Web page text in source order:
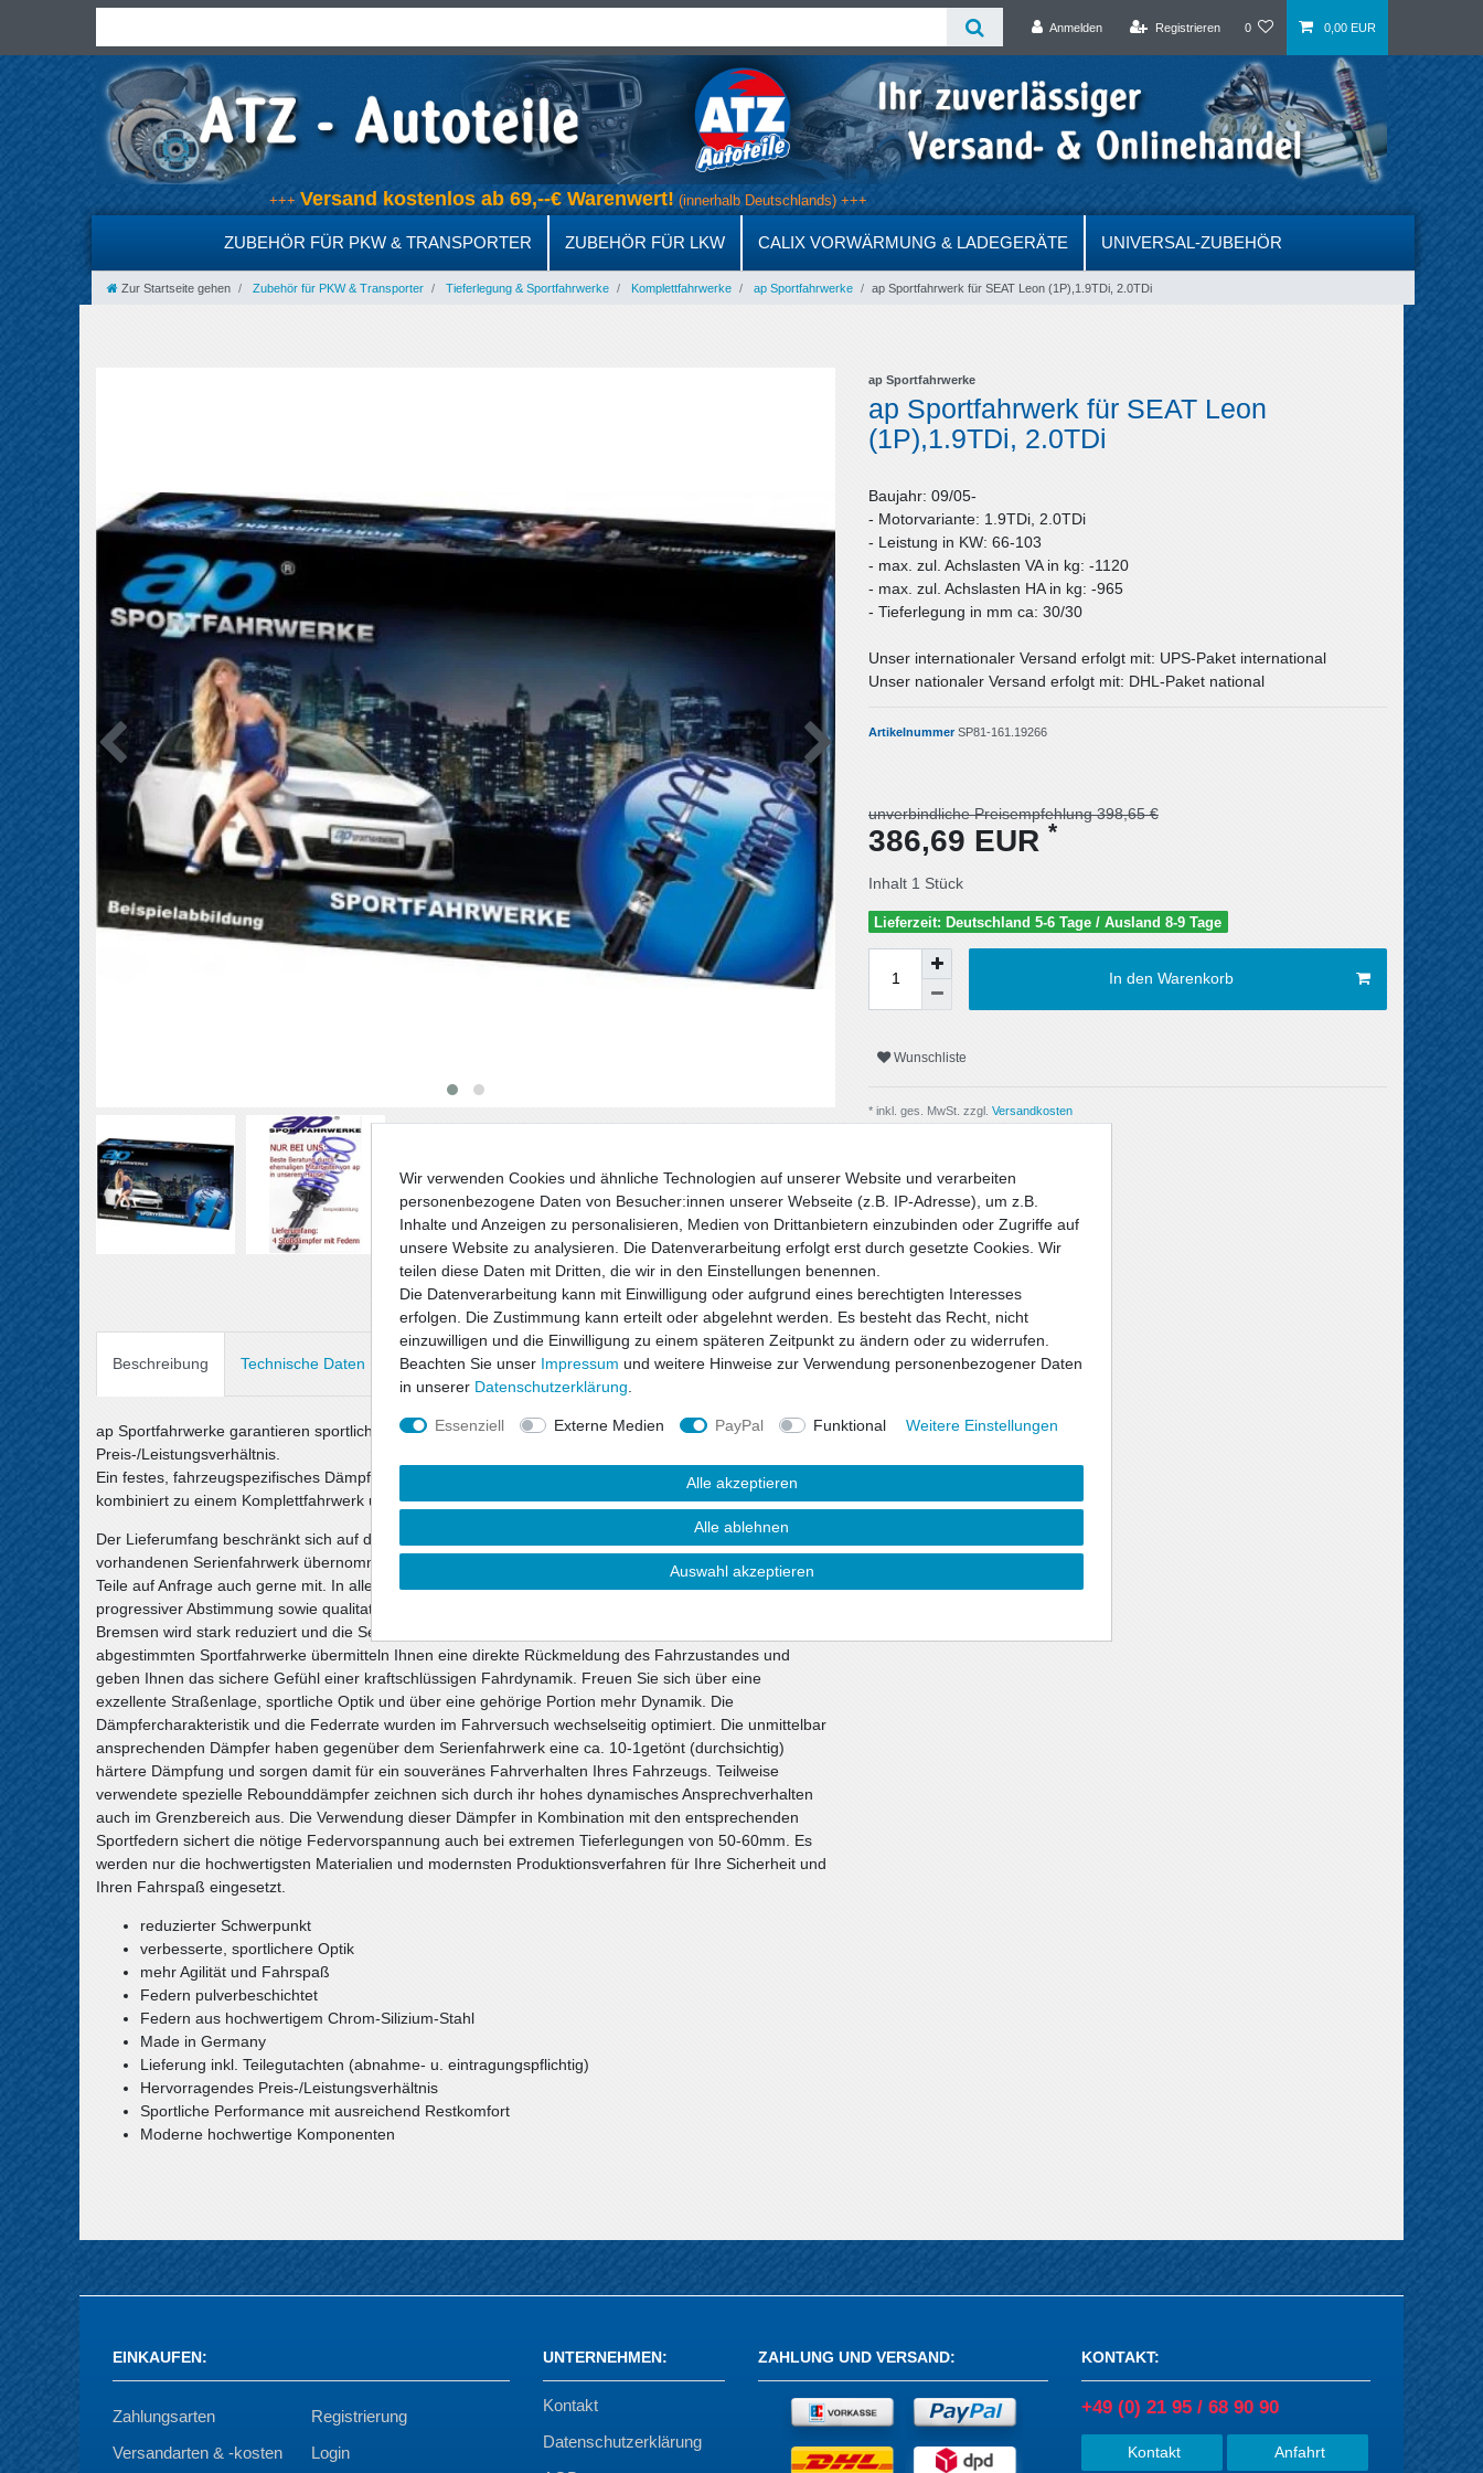
Anmelden Registrieren 0 0,00 EUR
+++Versand kostenlos ab 69,--€ Warenwert!(innerhalb Deutschlands) +++
ZUBEHÖR FÜR PKW & TRANSPORTER ZUBEHÖR FÜR LKW CALIX VORWÄRMUNG & LADEGERÄTE UNIVERSAL-ZUBEHÖR
Zur Startseite gehen Zubehör für PKW & Transporter Tieferlegung & Sportfahrwerke Komplettfahrwerke ap Sportfahrwerke ap Sportfahrwerk für SEAT Leon (1P),1.9TDi, 2.0TDi
ap Sportfahrwerke
ap Sportfahrwerk für SEAT Leon
(1P),1.9TDi, 2.0TDi
Baujahr: 09/05-
- Motorvariante: 1.9TDi, 2.0TDi
- Leistung in KW: 66-103
- max. zul. Achslasten VA in kg: -1120
- max. zul. Achslasten HA in kg: -965
- Tieferlegung in mm ca: 30/30
Unser internationaler Versand erfolgt mit: UPS-Paket international
Unser nationaler Versand erfolgt mit: DHL-Paket national
ArtikelnummerSP81-161.19266
unverbindliche Preisempfehlung 398,65 €
386,69 EUR *
Inhalt 1 Stück
Lieferzeit: Deutschland 5-6 Tage / Ausland 8-9 Tage
In den Warenkorb
Wunschliste
* inkl. ges. MwSt. zzgl. Versandkosten
Beschreibung Technische Daten Angaben Produktsicherheit
ap Sportfahrwerke garantieren sportlichen Fahrspaß und Sicherheit zu einem hervorragenden
Preis-/Leistungsverhältnis.
Ein festes, fahrzeugspezifisches Dämpfersetup wird mit den bewährten ap-Tieferlegungsfedern
kombiniert zu einem Komplettfahrwerk und erfüllt höchste Ansprüche.
Der Lieferumfang beschränkt sich auf die Federn und Stoßdämpfer. Alle anderen Bauteile können vom
vorhandenen Serienfahrwerk übernommen werden, sofern sie nicht beschädigt sind. Wir liefern diese
Teile auf Anfrage auch gerne mit. In allen Komplettfahrwerken werden die bewährten ap-Sportfedern in
progressiver Abstimmung sowie qualitativ hochwertige Sportdämpfer eingesetzt. Die Nickbewegung beim
Bremsen wird stark reduziert und die Seitenneigungen bei Kurvenfahrten wesentlich verbessert. Die
abgestimmten Sportfahrwerke übermitteln Ihnen eine direkte Rückmeldung des Fahrzustandes und
geben Ihnen das sichere Gefühl einer kraftschlüssigen Fahrdynamik. Freuen Sie sich über eine
exzellente Straßenlage, sportliche Optik und über eine gehörige Portion mehr Dynamik. Die
Dämpfercharakteristik und die Federrate wurden im Fahrversuch wechselseitig optimiert. Die unmittelbar
ansprechenden Dämpfer haben gegenüber dem Serienfahrwerk eine ca. 10-1getönt (durchsichtig)
härtere Dämpfung und sorgen damit für ein souveränes Fahrverhalten Ihres Fahrzeugs. Teilweise
verwendete spezielle Rebounddämpfer zeichnen sich durch ihr hohes dynamisches Ansprechverhalten
auch im Grenzbereich aus. Die Verwendung dieser Dämpfer in Kombination mit den entsprechenden
Sportfedern sichert die nötige Federvorspannung auch bei extremen Tieferlegungen von 50-60mm. Es
werden nur die hochwertigsten Materialien und modernsten Produktionsverfahren für Ihre Sicherheit und
Ihren Fahrspaß eingesetzt.
reduzierter Schwerpunkt
verbesserte, sportlichere Optik
mehr Agilität und Fahrspaß
Federn pulverbeschichtet
Federn aus hochwertigem Chrom-Silizium-Stahl
Made in Germany
Lieferung inkl. Teilegutachten (abnahme- u. eintragungspflichtig)
Hervorragendes Preis-/Leistungsverhältnis
Sportliche Performance mit ausreichend Restkomfort
Moderne hochwertige Komponenten
EINKAUFEN:
Zahlungsarten
Versandarten & -kosten
Registrierung
Login
UNTERNEHMEN:
Kontakt
Datenschutzerklärung
ZAHLUNG UND VERSAND: KONTAKT:
+49 (0) 21 95 / 68 90 90
Kontakt Anfahrt
Wir verwenden Cookies und ähnliche Technologien auf unserer Website und verarbeiten
personenbezogene Daten von Besucher:innen unserer Webseite (z.B. IP-Adresse), um z.B.
Inhalte und Anzeigen zu personalisieren, Medien von Drittanbietern einzubinden oder Zugriffe auf
unsere Website zu analysieren. Die Datenverarbeitung erfolgt erst durch gesetzte Cookies. Wir
teilen diese Daten mit Dritten, die wir in den Einstellungen benennen.
Die Datenverarbeitung kann mit Einwilligung oder aufgrund eines berechtigten Interesses
erfolgen. Die Zustimmung kann erteilt oder abgelehnt werden. Es besteht das Recht, nicht
einzuwilligen und die Einwilligung zu einem späteren Zeitpunkt zu ändern oder zu widerrufen.
Beachten Sie unser Impressum und weitere Hinweise zur Verwendung personenbezogener Daten
in unserer Daten­schutz­erklärung
Essenziell Externe Medien PayPal Funktional Weitere Einstellungen
Alle akzeptieren
Alle ablehnen
Auswahl akzeptieren